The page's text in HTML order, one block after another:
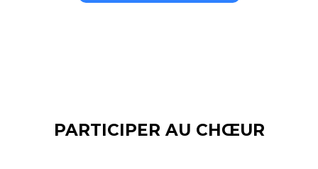
PARTICIPER AU CHŒUR